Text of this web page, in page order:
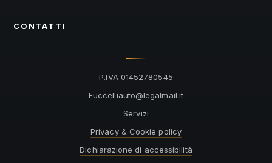
CONTATTI
P.IVA 01452780545
ti.liamlagel
@otuailleccuF
Servizi
Privacy & Cookie policy
Dichiarazione di accessibilità